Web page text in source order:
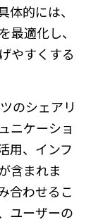
的には、
最適化し、
やすくする
のシェアリ
ニケーショ
用、インフ
含まれま
合わせるこ
ユーザーの